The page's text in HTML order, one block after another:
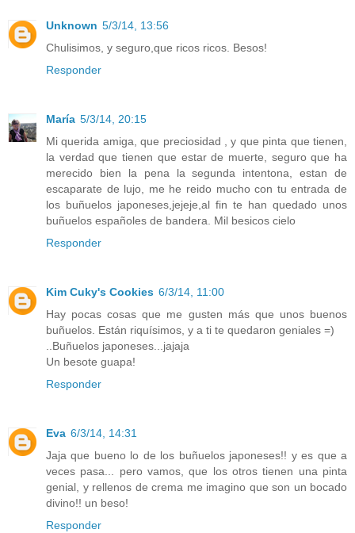
Unknown 5/3/14, 13:56
Chulisimos, y seguro,que ricos ricos. Besos!
Responder
María 5/3/14, 20:15
Mi querida amiga, que preciosidad , y que pinta que tienen,
la verdad que tienen que estar de muerte, seguro que ha
merecido bien la pena la segunda intentona, estan de
escaparate de lujo, me he reido mucho con tu entrada de
los buñuelos japoneses,jejeje,al fin te han quedado unos
buñuelos españoles de bandera. Mil besicos cielo
Responder
Kim Cuky's Cookies 6/3/14, 11:00
Hay pocas cosas que me gusten más que unos buenos
buñuelos. Están riquísimos, y a ti te quedaron geniales =)
..Buñuelos japoneses...jajaja
Un besote guapa!
Responder
Eva 6/3/14, 14:31
Jaja que bueno lo de los buñuelos japoneses!! y es que a
veces pasa... pero vamos, que los otros tienen una pinta
genial, y rellenos de crema me imagino que son un bocado
divino!! un beso!
Responder